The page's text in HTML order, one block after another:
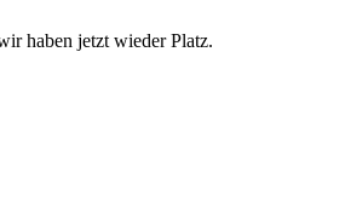
haben jetzt wieder Platz.